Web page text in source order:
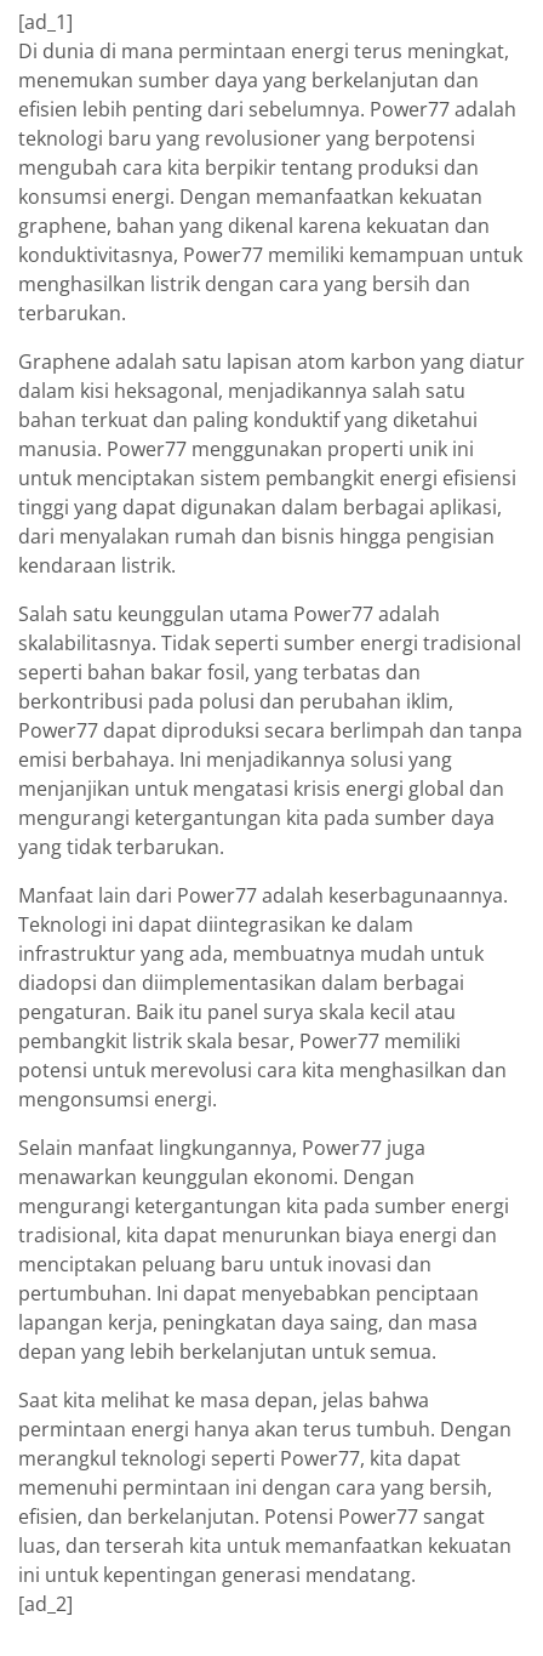
[ad_1]
Di dunia di mana permintaan energi terus meningkat,
menemukan sumber daya yang berkelanjutan dan
efisien lebih penting dari sebelumnya. Power77 adalah
teknologi baru yang revolusioner yang berpotensi
mengubah cara kita berpikir tentang produksi dan
konsumsi energi. Dengan memanfaatkan kekuatan
graphene, bahan yang dikenal karena kekuatan dan
konduktivitasnya, Power77 memiliki kemampuan untuk
menghasilkan listrik dengan cara yang bersih dan
terbarukan.
Graphene adalah satu lapisan atom karbon yang diatur
dalam kisi heksagonal, menjadikannya salah satu
bahan terkuat dan paling konduktif yang diketahui
manusia. Power77 menggunakan properti unik ini
untuk menciptakan sistem pembangkit energi efisiensi
tinggi yang dapat digunakan dalam berbagai aplikasi,
dari menyalakan rumah dan bisnis hingga pengisian
kendaraan listrik.
Salah satu keunggulan utama Power77 adalah
skalabilitasnya. Tidak seperti sumber energi tradisional
seperti bahan bakar fosil, yang terbatas dan
berkontribusi pada polusi dan perubahan iklim,
Power77 dapat diproduksi secara berlimpah dan tanpa
emisi berbahaya. Ini menjadikannya solusi yang
menjanjikan untuk mengatasi krisis energi global dan
mengurangi ketergantungan kita pada sumber daya
yang tidak terbarukan.
Manfaat lain dari Power77 adalah keserbagunaannya.
Teknologi ini dapat diintegrasikan ke dalam
infrastruktur yang ada, membuatnya mudah untuk
diadopsi dan diimplementasikan dalam berbagai
pengaturan. Baik itu panel surya skala kecil atau
pembangkit listrik skala besar, Power77 memiliki
potensi untuk merevolusi cara kita menghasilkan dan
mengonsumsi energi.
Selain manfaat lingkungannya, Power77 juga
menawarkan keunggulan ekonomi. Dengan
mengurangi ketergantungan kita pada sumber energi
tradisional, kita dapat menurunkan biaya energi dan
menciptakan peluang baru untuk inovasi dan
pertumbuhan. Ini dapat menyebabkan penciptaan
lapangan kerja, peningkatan daya saing, dan masa
depan yang lebih berkelanjutan untuk semua.
Saat kita melihat ke masa depan, jelas bahwa
permintaan energi hanya akan terus tumbuh. Dengan
merangkul teknologi seperti Power77, kita dapat
memenuhi permintaan ini dengan cara yang bersih,
efisien, dan berkelanjutan. Potensi Power77 sangat
luas, dan terserah kita untuk memanfaatkan kekuatan
ini untuk kepentingan generasi mendatang.
[ad_2]